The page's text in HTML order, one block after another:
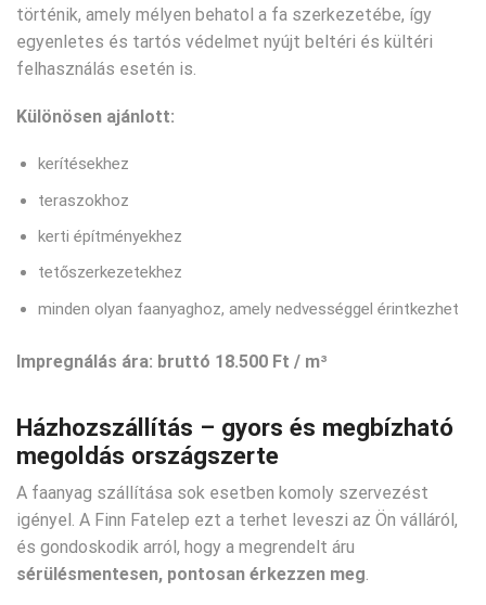
történik, amely mélyen behatol a fa szerkezetébe, így
egyenletes és tartós védelmet nyújt beltéri és kültéri
felhasználás esetén is.
Különösen ajánlott:
kerítésekhez
teraszokhoz
kerti építményekhez
tetőszerkezetekhez
minden olyan faanyaghoz, amely nedvességgel érintkezhet
Impregnálás ára: bruttó 18.500 Ft / m³
Házhozszállítás – gyors és megbízható
megoldás országszerte
A faanyag szállítása sok esetben komoly szervezést
igényel. A Finn Fatelep ezt a terhet leveszi az Ön válláról,
és gondoskodik arról, hogy a megrendelt áru
sérülésmentesen, pontosan érkezzen meg.